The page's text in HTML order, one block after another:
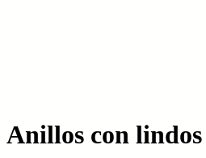
Anillos con lindos